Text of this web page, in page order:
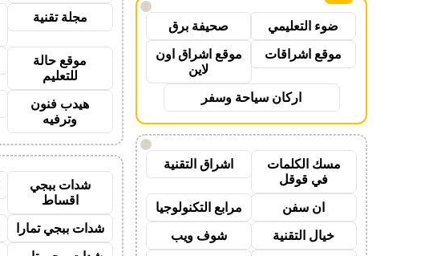
!
ضوء التعليمي صحيفة برق
موقع اشراقات
موقع اشراق اون
لاين
اركان سياحة وسفر
!
مسك الكلمات
في قوقل
اشراق التقنية
ان سفن مرابع التكنولوجيا
خيال التقنية شوف ويب
مجلة تقنية
موقع حالة
للتعليم
هيدب فنون
وترفيه
شدات ببجي
اقساط
شدات ببجي تمارا